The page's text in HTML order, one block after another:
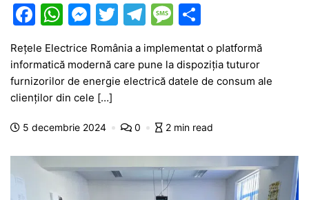
F
c
e
b
o
k
W
h
at
s
A
p
M
s
s
e
n
er
T
w
itt
er
T
e
gr
m
M
s
s
g
ta
je
z
Rețele Electrice România a implementat o platformă
informatică modernă care pune la dispoziția tuturor
furnizorilor de energie electrică datele de consum ale
clienților din cele […]
5 decembrie 2024 0 2 min read